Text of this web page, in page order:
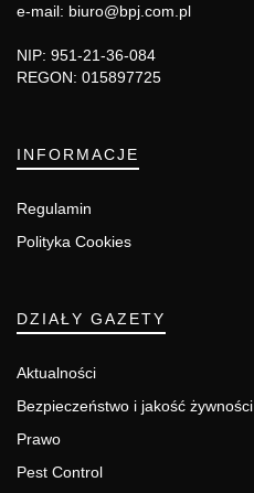
e-mail: biuro@bpj.com.pl
NIP: 951-21-36-084
REGON: 015897725
INFORMACJE
Regulamin
Polityka Cookies
DZIAŁY GAZETY
Aktualności
Bezpieczeństwo i jakość żywności
Prawo
Pest Control